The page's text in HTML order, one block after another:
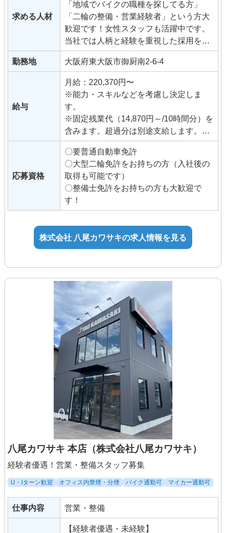
求める人材
「地域でバイクの職種を探してる方」
「二輪の整備・営業経験者」という方大
歓迎です！女性スタッフも活躍中です。
当社では人柄と経験を重視した採用を行
っていますので、「バイクが好き！」
「営業・整備の仕事をしてみたい！」と
いう意欲のある方をお待ちしておりま
す。
勤務地 大阪府東大阪市御厨南2-6-4
給与
月給：220,370円〜
※能力・スキルなどを考慮し決定しま
す。
※固定残業代（14,870円～/10時間分）を
含みます。超過分は別途支給します。
固定残業の金額と時間は昇格等に伴い
変更になることがあります。
◆交通費支給（月35,000円まで）
◆昇給（年2回）
◆管理者手当
例）整備士3級5,000円、2級10,000
円、1級15,000円
◆イベント手当
◆試用期間3ヶ月（待遇変更なし）
個別の相談がしやすいようにメンターを
付けてサポートします。残業がないよう
に上司が補助します。
応募資格
〇要普通自動車免許
〇大型二輪免許をお持ちの方（入社後の
取得も可能です）
〇整備士免許をお持ちの方も大歓迎で
す！
株式会社 八尾カワサキの求人情報を見る
八尾カワサキ 本店（株式会社八尾カワサキ）
経験者優遇！営業・整備スタッフ募集
U・Iターン歓迎 オフィス内禁煙・分煙 バイク通勤可 マイカー通勤可
仕事内容 営業・整備
【経験者優遇・未経験】